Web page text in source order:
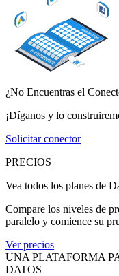
¿No Encuentras el
¡Díganos y lo
Solicitar conector
PRECIOS
Vea todos los planes de
Compare los niveles de
paralelo y comience su
Ver precios
UNA PLATAFORMA
DATOS